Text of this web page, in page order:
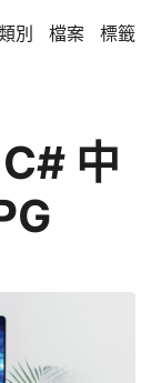
別 檔案 標籤
中